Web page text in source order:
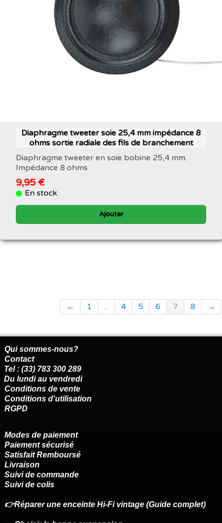
Diaphragme tweeter soie 25,4 mm impédance 8
ohms sortie radiale des fils de branchement
Diaphragme tweeter en soie bobine 25,4 mm.
Impédance 8 ohms
9,95 €
En stock
Ajouter
← 1 ... 4 5 6 7 8 →
Qui sommes-nous?
Contact
Tel : (33) 783 300 289
Du lundi au vendredi
Conditions de vente
Conditions d'utilisation
RGPD
Modes de paiement
Paiement sécurisé
Satisfait Remboursé
Livraison
Suivi de commande
Suivi de colis
👉Réparer une enceinte Hi-Fi vintage (Guide complet)